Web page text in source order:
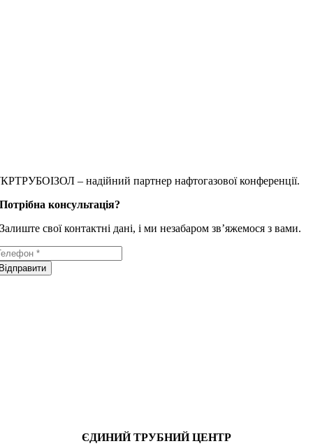
– надійний партнер нафтогазової конференції.
Потрібна консультація?
Залиште свої контактні дані, і ми незабаром зв’яжемося з вами.
ЄДИНИЙ ТРУБНИЙ ЦЕНТР